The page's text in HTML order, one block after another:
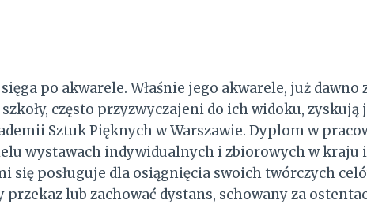
po akwarele. Właśnie jego akwarele, już dawno
często przyzwyczajeni do ich widoku, zyskują
Sztuk Pięknych w Warszawie. Dyplom w
wystawach indywidualnych i zbiorowych w kraju i
się posługuje dla osiągnięcia swoich twórczych
lub zachować dystans, schowany za